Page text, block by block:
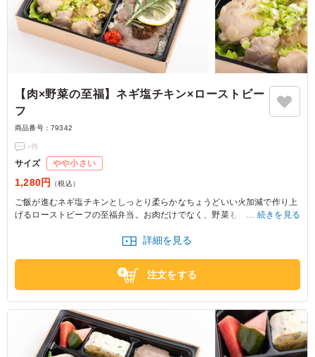
【肉×野菜の至福】ネギ塩チキン×ローストビー
フ
商品番号： 79342
-件
サイズ やや小さい
1,280円 （税込）
ご飯が進むネギ塩チキンとしっとり柔らかなちょうどいい火加減で作り上
げるローストビーフの至福弁当。お肉だけでなく、野菜も美味しい肉ラン
※ご飯の種類を下記プルダウンよりお選びください。
続きを見る
詳細を見る
注文をする